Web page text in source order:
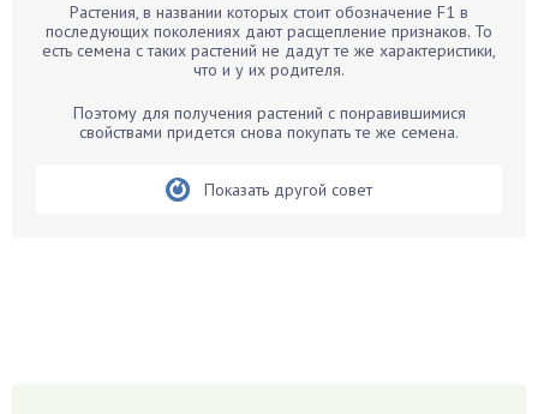
Бархатцы
Бегония
Бирючина
Растения, в названии которых стоит обозначение F1 в
последующих поколениях дают расщепление признаков. То
есть семена с таких растений не дадут те же характеристики,
что и у их родителя.
Поэтому для получения растений с понравившимися
свойствами придется снова покупать те же семена.
Показать другой совет